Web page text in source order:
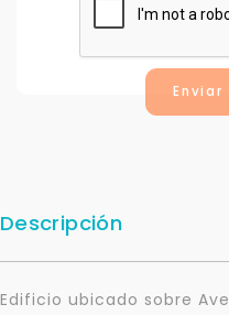
Descripción
Edificio ubicado sobre